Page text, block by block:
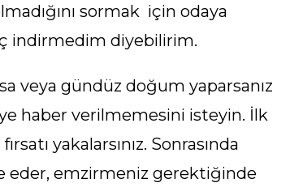
sormak için odaya
indirmedim diyebilirim.
veya gündüz doğum yaparsanız
haber verilmemesini isteyin. İlk
yakalarsınız. Sonrasında
eder, emzirmeniz gerektiğinde